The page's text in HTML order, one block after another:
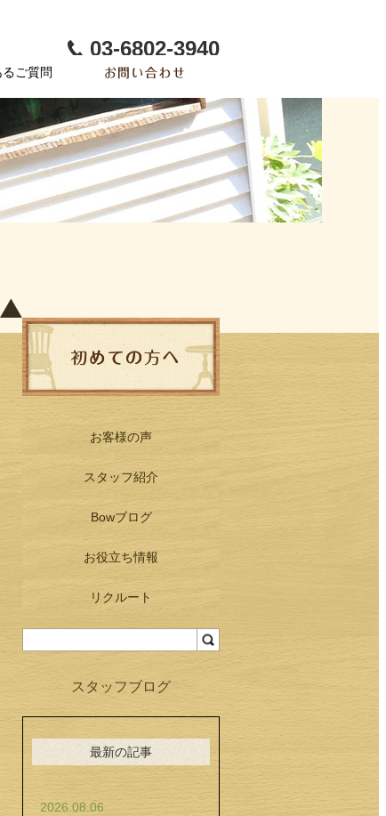
03-6802-3940
お客様の声
スタッフ紹介
Bowブログ
お役立ち情報
リクルート
スタッフブログ
最新の記事
2026.08.06